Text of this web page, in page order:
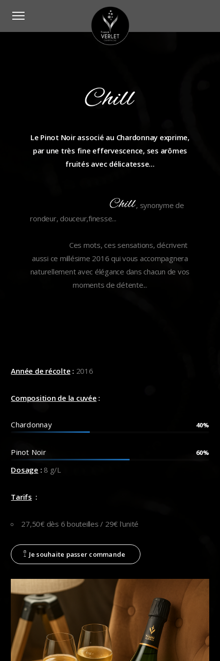
Le Pinot Noir associé au Chardonnay exprime,
par une très fine effervescence, ses arômes
fruités avec délicatesse...
, synonyme de
rondeur, douceur,finesse...
Ces mots, ces sensations, décrivent
aussi ce millésime 2016 qui vous accompagnera
naturellement avec élégance dans chacun de vos
moments de détente...
Année de récolte : 2016
Composition de la cuvée :
Chardonnay 40%
Pinot Noir 60%
Dosage : 8 g/L
Tarifs :
27,50€ dès 6 bouteilles / 29€ l'unité
Je souhaite passer commande